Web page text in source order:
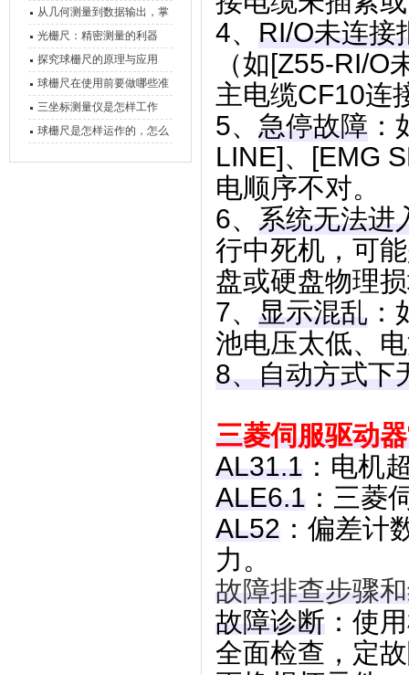
原理、分类与核心功能一次
讲清
从几何测量到数据输出，掌
握万濠影像测量仪的六大核
心能力
光栅尺：精密测量的利器
探究球栅尺的原理与应用
球栅尺在使用前要做哪些准
备工作？
三坐标测量仪是怎样工作
的，功能有什么优势？
球栅尺是怎样运作的，怎么
4、‌ RI/O未连接
（如[Z55-RI/
主电缆CF10连
5、‌ 急停故障
LINE]、[EMG
电顺序不对。
‌6、 系统无法进
行中死机，可
盘或硬盘物理
7、‌ 显示混乱
池电压太低、
8、自动方式下
三菱伺服驱动
AL31.1 ：电机
ALE6.1 ：三菱
AL52 ：偏差计
力。
故障排查步骤
故障诊断 ：使
全面检查，定